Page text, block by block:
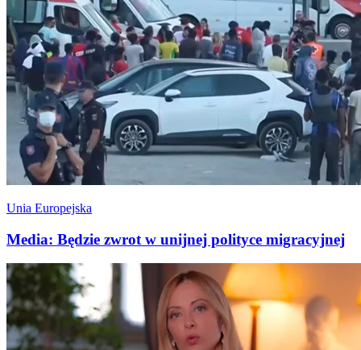
Unia Europejska
Media: Będzie zwrot w unijnej polityce migracyjnej